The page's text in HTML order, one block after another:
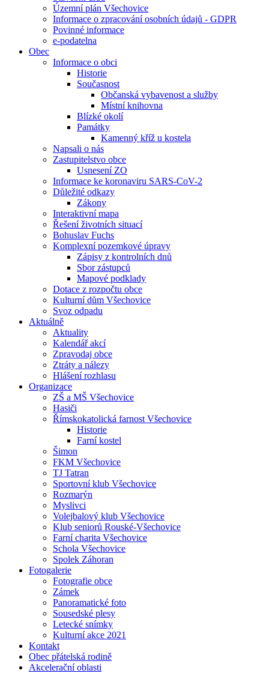
Územní plán Všechovice
Informace o zpracování osobních údajů - GDPR
Povinné informace
e-podatelna
Obec
Informace o obci
Historie
Současnost
Občanská vybavenost a služby
Místní knihovna
Blízké okolí
Památky
Kamenný kříž u kostela
Napsali o nás
Zastupitelstvo obce
Usnesení ZO
Informace ke koronaviru SARS-CoV-2
Důležité odkazy
Zákony
Interaktivní mapa
Řešení životních situací
Bohuslav Fuchs
Komplexní pozemkové úpravy
Zápisy z kontrolních dnů
Sbor zástupců
Mapové podklady
Dotace z rozpočtu obce
Kulturní dům Všechovice
Svoz odpadu
Aktuálně
Aktuality
Kalendář akcí
Zpravodaj obce
Ztráty a nálezy
Hlášení rozhlasu
Organizace
ZŠ a MŠ Všechovice
Hasiči
Římskokatolická farnost Všechovice
Historie
Farní kostel
Šimon
FKM Všechovice
TJ Tatran
Sportovní klub Všechovice
Rozmarýn
Myslivci
Volejbalový klub Všechovice
Klub seniorů Rouské-Všechovice
Farní charita Všechovice
Schola Všechovice
Spolek Záhoran
Fotogalerie
Fotografie obce
Zámek
Panoramatické foto
Sousedské plesy
Letecké snímky
Kulturní akce 2021
Kontakt
Obec přátelská rodině
Akcelerační oblasti